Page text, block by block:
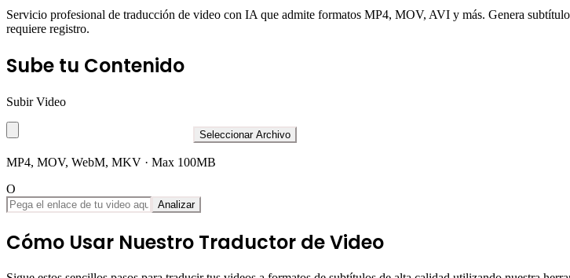
Servicio profesional de traducción de video con IA que admite formatos MP4, MOV, AVI y más. Genera
requiere registro.
Sube tu Contenido
Subir Video
Seleccionar Archivo
MP4, MOV, WebM, MKV · Max 100MB
O
Analizar
Cómo Usar Nuestro Traductor de Video